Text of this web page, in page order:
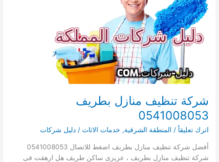
ايجار
دليل
شركات
شراء
المستعمل
بالاحساء
شركة تنظيف منازل بطريف
0541008053
اترك تعليقاً / المنطقة الشرقية, خدمات الاثاث /دليل شركات
أفضل شركة تنظيف منازل بطريف اضغط للاتصال 0541008053
شركة تنظيف منازل بطريف ، عزيزى ساكن طريف هل ارهقت فى